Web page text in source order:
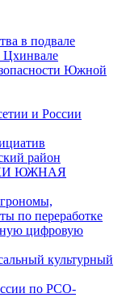
в подвале
Цхинвале
Южной
и России
район
ЮЖНАЯ
по переработке
цифровую
культурный
по РСО-